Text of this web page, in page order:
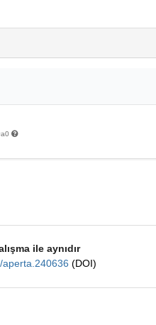
ile aynıdır
aperta.240636 (DOI)